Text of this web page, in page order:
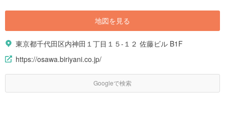
地図を見る
東京都千代田区内神田１丁目１５-１２ 佐藤ビル B1F
https://osawa.biriyani.co.jp/
Googleで検索